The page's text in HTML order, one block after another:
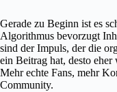
Gerade zu Beginn ist es
Algorithmus bevorzugt
sind der Impuls, der die
ein Beitrag hat, desto
Mehr echte Fans, mehr
Community.